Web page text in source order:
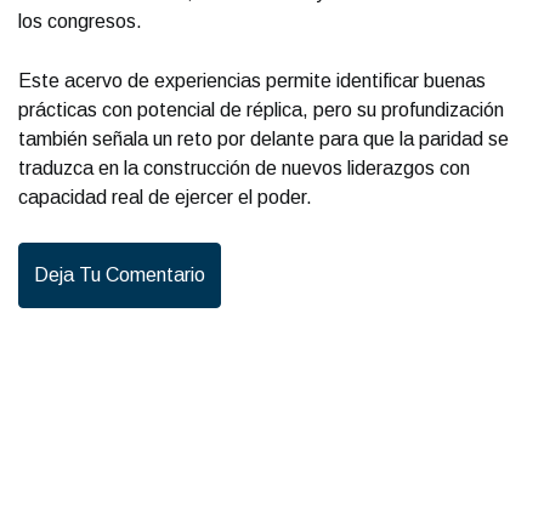
los congresos.
Este acervo de experiencias permite identificar buenas
prácticas con potencial de réplica, pero su profundización
también señala un reto por delante para que la paridad se
traduzca en la construcción de nuevos liderazgos con
capacidad real de ejercer el poder.
Deja Tu Comentario